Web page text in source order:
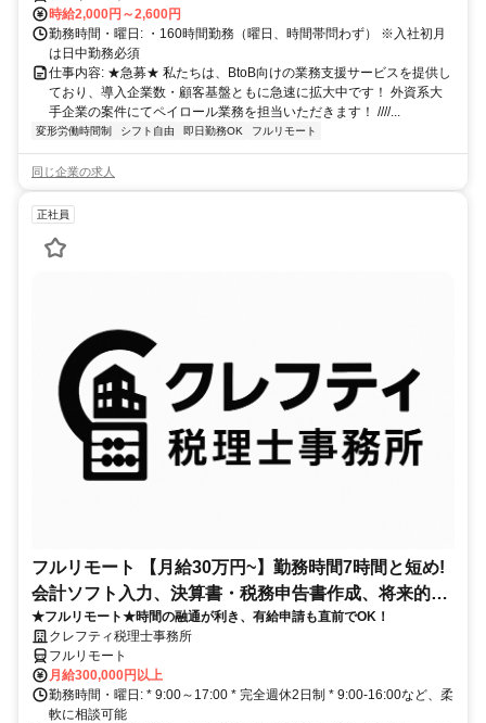
時給2,000円～2,600円
勤務時間・曜日: ・160時間勤務（曜日、時間帯問わず） ※入社初月
は日中勤務必須
仕事内容: ★急募★ 私たちは、BtoB向けの業務支援サービスを提供し
ており、導入企業数・顧客基盤ともに急速に拡大中です！ 外資系大
手企業の案件にてペイロール業務を担当いただきます！ ////...
変形労働時間制 シフト自由 即日勤務OK フルリモート
同じ企業の求人
正社員
フルリモート 【月給30万円~】勤務時間7時間と短め!
会計ソフト入力、決算書・税務申告書作成、将来的に
決算説明も
★フルリモート★時間の融通が利き、有給申請も直前でOK！
クレフティ税理士事務所
フルリモート
月給300,000円以上
勤務時間・曜日: * 9:00～17:00 * 完全週休2日制 * 9:00-16:00など、柔
軟に相談可能